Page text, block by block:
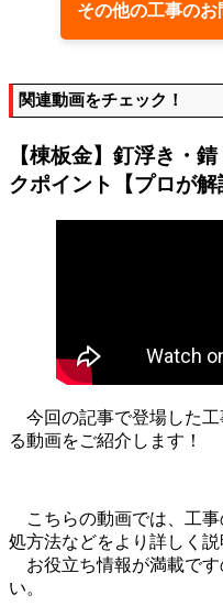
その他の工事の
関連動画をチェック！
【棟板金】釘浮き・
クポイント【プロが解
今回の記事で登場した工
る動画をご紹介します！
こちらの動画では、工事
処方法などをより詳しく説
お役立ち情報が満載です
い。